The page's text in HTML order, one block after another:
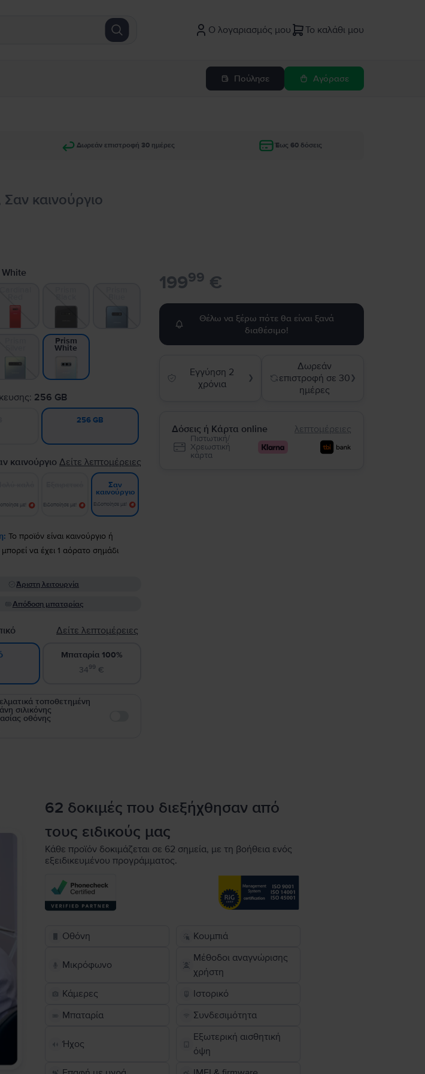
Ο λογαριασμός μου Το καλάθι μου
Πούλησε Αγόρασε
Δωρεάν επιστροφή 30 ημέρες Έως 60 δόσεις
καινούργιο
Prism
White
256 GB
256 GB
καινούργιο Δείτε λεπτομέρειες
με! Ειδοποίησε με!
Σαν
καινούργιο
Ειδοποίησε με!
Το προϊόν είναι καινούργιο ή
μπορεί να έχει 1 αόρατο σημάδι
Άριστη λειτουργία
Απόδοση μπαταρίας
Δείτε λεπτομέρειες
Μπαταρία 100%
3499 €
τοποθετημένη
σιλικόνης
οθόνης
19999 €
Θέλω να ξέρω πότε θα είναι ξανά
διαθέσιμο!
Εγγύηση 2
χρόνια
❯
Δωρεάν
επιστροφή σε 30
ημέρες
❯
Δόσεις ή Κάρτα online λεπτομέρειες
Πιστωτική/
Χρεωστική
κάρτα
62 δοκιμές που διεξήχθησαν από
τους ειδικούς μας
Κάθε προϊόν δοκιμάζεται σε 62 σημεία, με τη βοήθεια ενός
εξειδικευμένου προγράμματος.
Οθόνη Κουμπιά
Μικρόφωνο
Μέθοδοι αναγνώρισης
χρήστη
Κάμερες
Ιστορικό
Μπαταρία
Συνδεσιμότητα
Ήχος
Εξωτερική αισθητική
όψη